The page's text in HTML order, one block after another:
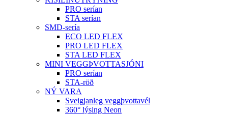
PRO serían
STA serían
SMD-sería
ECO LED FLEX
PRO LED FLEX
STA LED FLEX
MINI VEGGÞVOTTASJÓNI
PRO serían
STA-röð
NÝ VARA
Sveigjanleg veggþvottavél
360° lýsing Neon